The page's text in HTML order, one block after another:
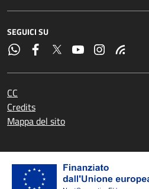
SEGUICI SU
CC
Credits
Mappa del sito